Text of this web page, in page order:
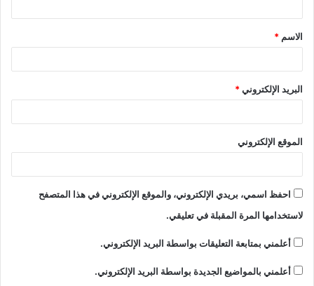
ق
*
الاسم *
البريد الإلكتروني*
الموقع الإلكتروني
احفظ اسمي، بريدي الإلكتروني، والموقع الإلكتروني في هذا المتصفح
لاستخدامها المرة المقبلة في تعليقي.
أعلمني بمتابعة التعليقات بواسطة البريد الإلكتروني.
أعلمني بالمواضيع الجديدة بواسطة البريد الإلكتروني.